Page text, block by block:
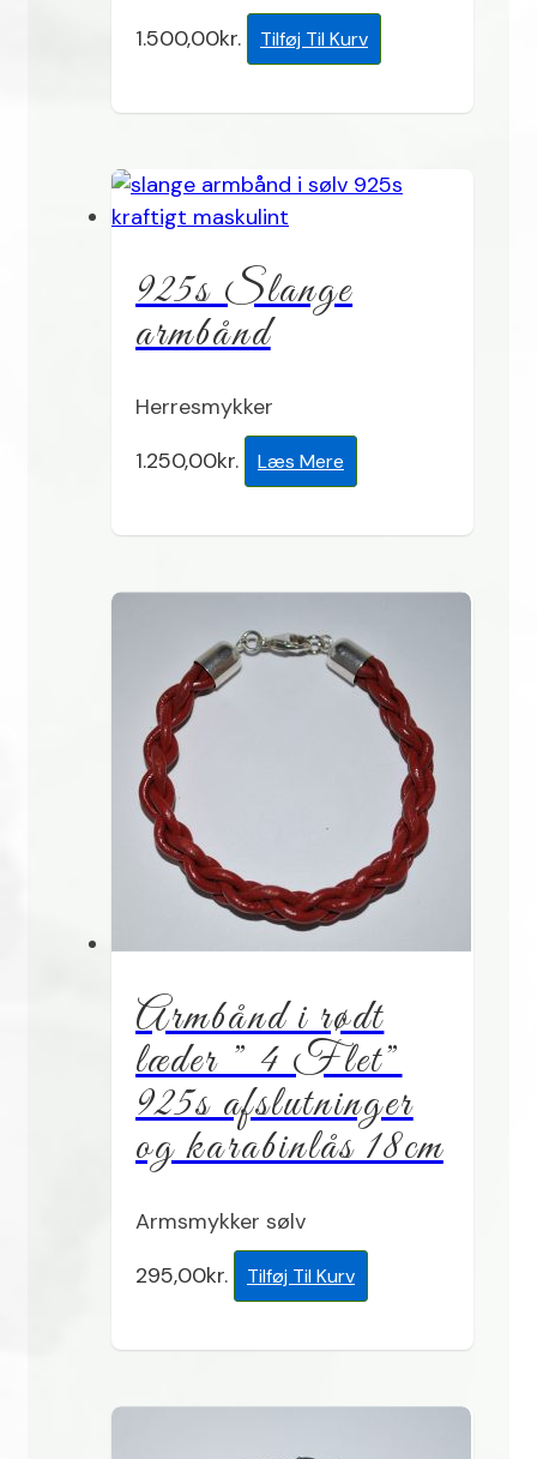
1.500,00kr. Tilføj Til Kurv
925s Slange
armbånd
Herresmykker
1.250,00kr. Læs Mere
Armbånd i rødt
læder ” 4 Flet”
925s afslutninger
og karabinlås 18cm
Armsmykker sølv
295,00kr. Tilføj Til Kurv